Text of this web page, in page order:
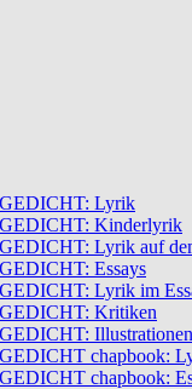
Lyrik
Kinderlyrik
Lyrik auf
Essays
Lyrik im
Kritiken
Illustrationen
chapbook:
chapbook: